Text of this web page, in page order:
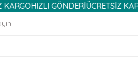
HIZLI GÖNDERİÜCRETSİZ KARGO